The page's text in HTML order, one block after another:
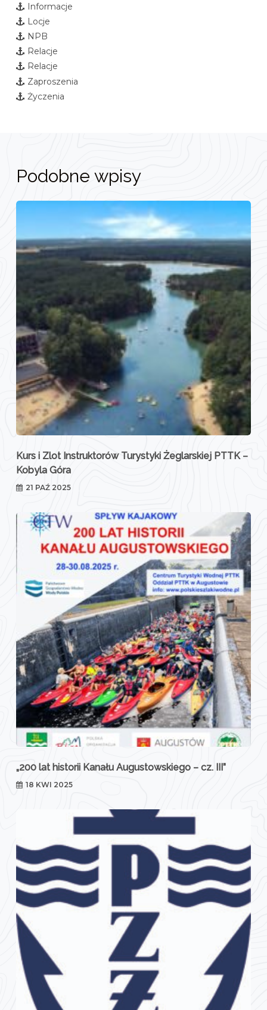
Informacje
Locje
NPB
Relacje
Relacje
Zaproszenia
Życzenia
Podobne wpisy
Kurs i Zlot Instruktorów Turystyki Żeglarskiej PTTK –
Kobyla Góra
21 PAŹ 2025
„200 lat historii Kanału Augustowskiego – cz. III”
18 KWI 2025